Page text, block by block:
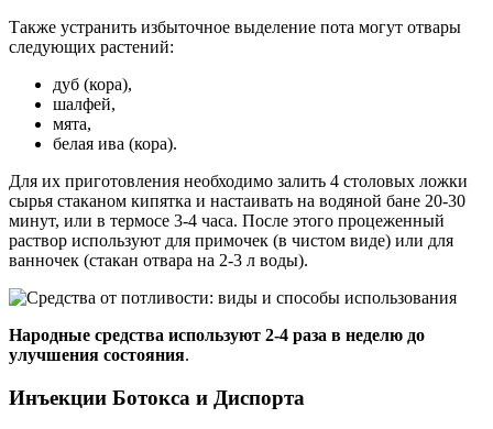
Также устранить избыточное выделение пота могут отвары
следующих растений:
дуб (кора),
шалфей,
мята,
белая ива (кора).
Для их приготовления необходимо залить 4 столовых ложки
сырья стаканом кипятка и настаивать на водяной бане 20-30
минут, или в термосе 3-4 часа. После этого процеженный
раствор используют для примочек (в чистом виде) или для
ванночек (стакан отвара на 2-3 л воды).
Народные средства используют 2-4 раза в неделю до
улучшения состояния.
Инъекции Ботокса и Диспорта